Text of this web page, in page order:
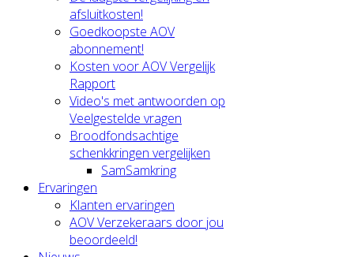
afsluitkosten!
Goedkoopste AOV
abonnement!
Kosten voor AOV Vergelijk
Rapport
Video's met antwoorden op
Veelgestelde vragen
Broodfondsachtige
schenkkringen vergelijken
SamSamkring
Ervaringen
Klanten ervaringen
AOV Verzekeraars door jou
beoordeeld!